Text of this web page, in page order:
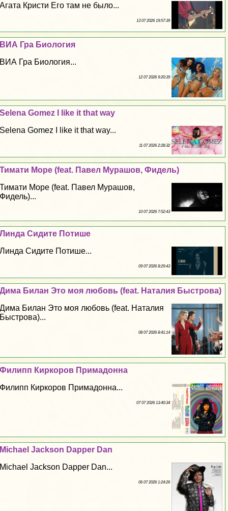
Агата Кристи Его там не было...
13 07 2026 19:57:39
ВИА Гра Биология
ВИА Гра Биология...
12 07 2026 9:20:39
Selena Gomez I like it that way
Selena Gomez I like it that way...
11 07 2026 2:28:32
Тимати Море (feat. Павел Мурашов, Фидель)
Тимати Море (feat. Павел Мурашов,
Фидель)...
10 07 2026 7:52:43
Линда Сидите Потише
Линда Сидите Потише...
09 07 2026 8:29:43
Дима Билан Это моя любовь (feat. Наталия Быстрова)
Дима Билан Это моя любовь (feat. Наталия
Быстрова)...
08 07 2026 8:41:14
Филипп Киркоров Примадонна
Филипп Киркоров Примадонна...
07 07 2026 13:40:34
Michael Jackson Dapper Dan
Michael Jackson Dapper Dan...
06 07 2026 1:24:26